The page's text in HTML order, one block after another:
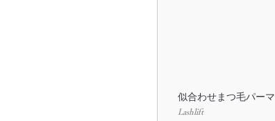
似合わせまつ毛パーマ
Lashlift